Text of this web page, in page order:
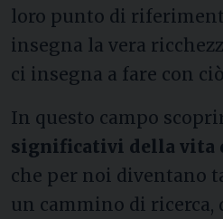
loro punto di
insegna la vera
ci insegna a fare con
In questo campo
significativi della vita
che per noi diventano
un cammino di ricerca,